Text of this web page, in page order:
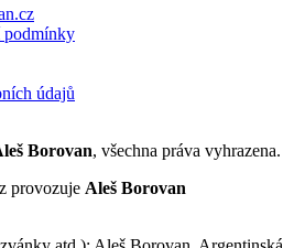
podmínky
údajů
Borovan, všechna práva vyhrazena.
provozuje Aleš Borovan